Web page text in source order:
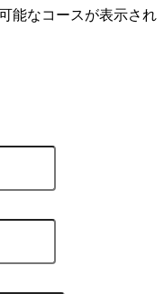
能なコースが表示され